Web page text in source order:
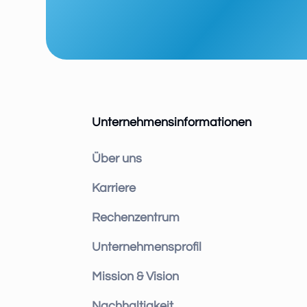
Unternehmensinformationen
Über uns
Karriere
Rechenzentrum
Unternehmensprofil
Mission & Vision